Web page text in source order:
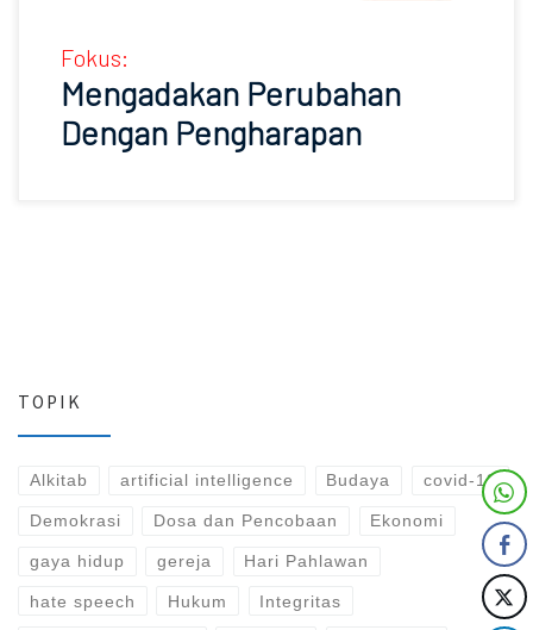
Fokus:
Mengadakan Perubahan
Dengan Pengharapan
TOPIK
Alkitab artificial intelligence Budaya covid-19
Demokrasi Dosa dan Pencobaan Ekonomi
gaya hidup gereja Hari Pahlawan
hate speech Hukum Integritas